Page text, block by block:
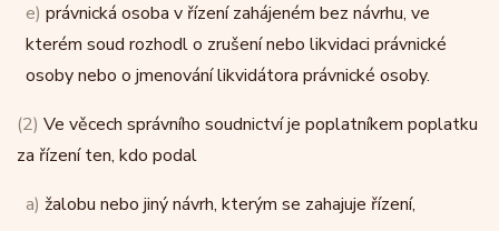
e) právnická osoba v řízení zahájeném bez návrhu, ve
kterém soud rozhodl o zrušení nebo likvidaci právnické
osoby nebo o jmenování likvidátora právnické osoby.
(2) Ve věcech správního soudnictví je poplatníkem poplatku
za řízení ten, kdo podal
a) žalobu nebo jiný návrh, kterým se zahajuje řízení,